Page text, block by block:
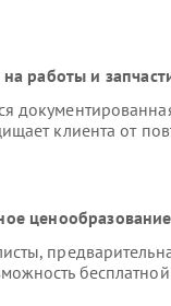
на работы и
клиента от